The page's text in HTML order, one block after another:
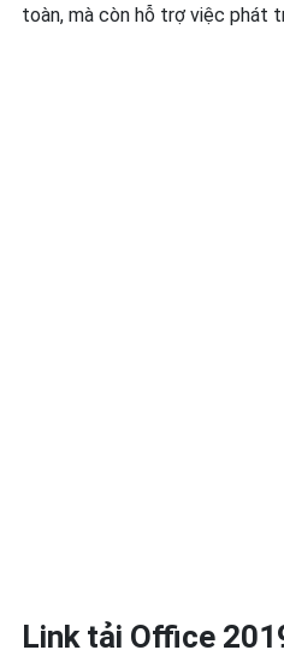
toàn, mà còn hỗ trợ việc phát
Link tải Office